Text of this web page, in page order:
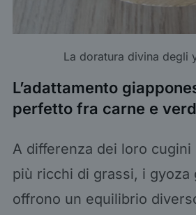
La doratura divina degli
L’adattamento
perfetto fra carne e
A differenza dei loro
più ricchi di grassi, i gyoza
offrono un equilibrio